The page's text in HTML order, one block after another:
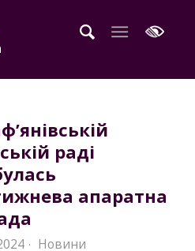
раді
апаратна
· Новини